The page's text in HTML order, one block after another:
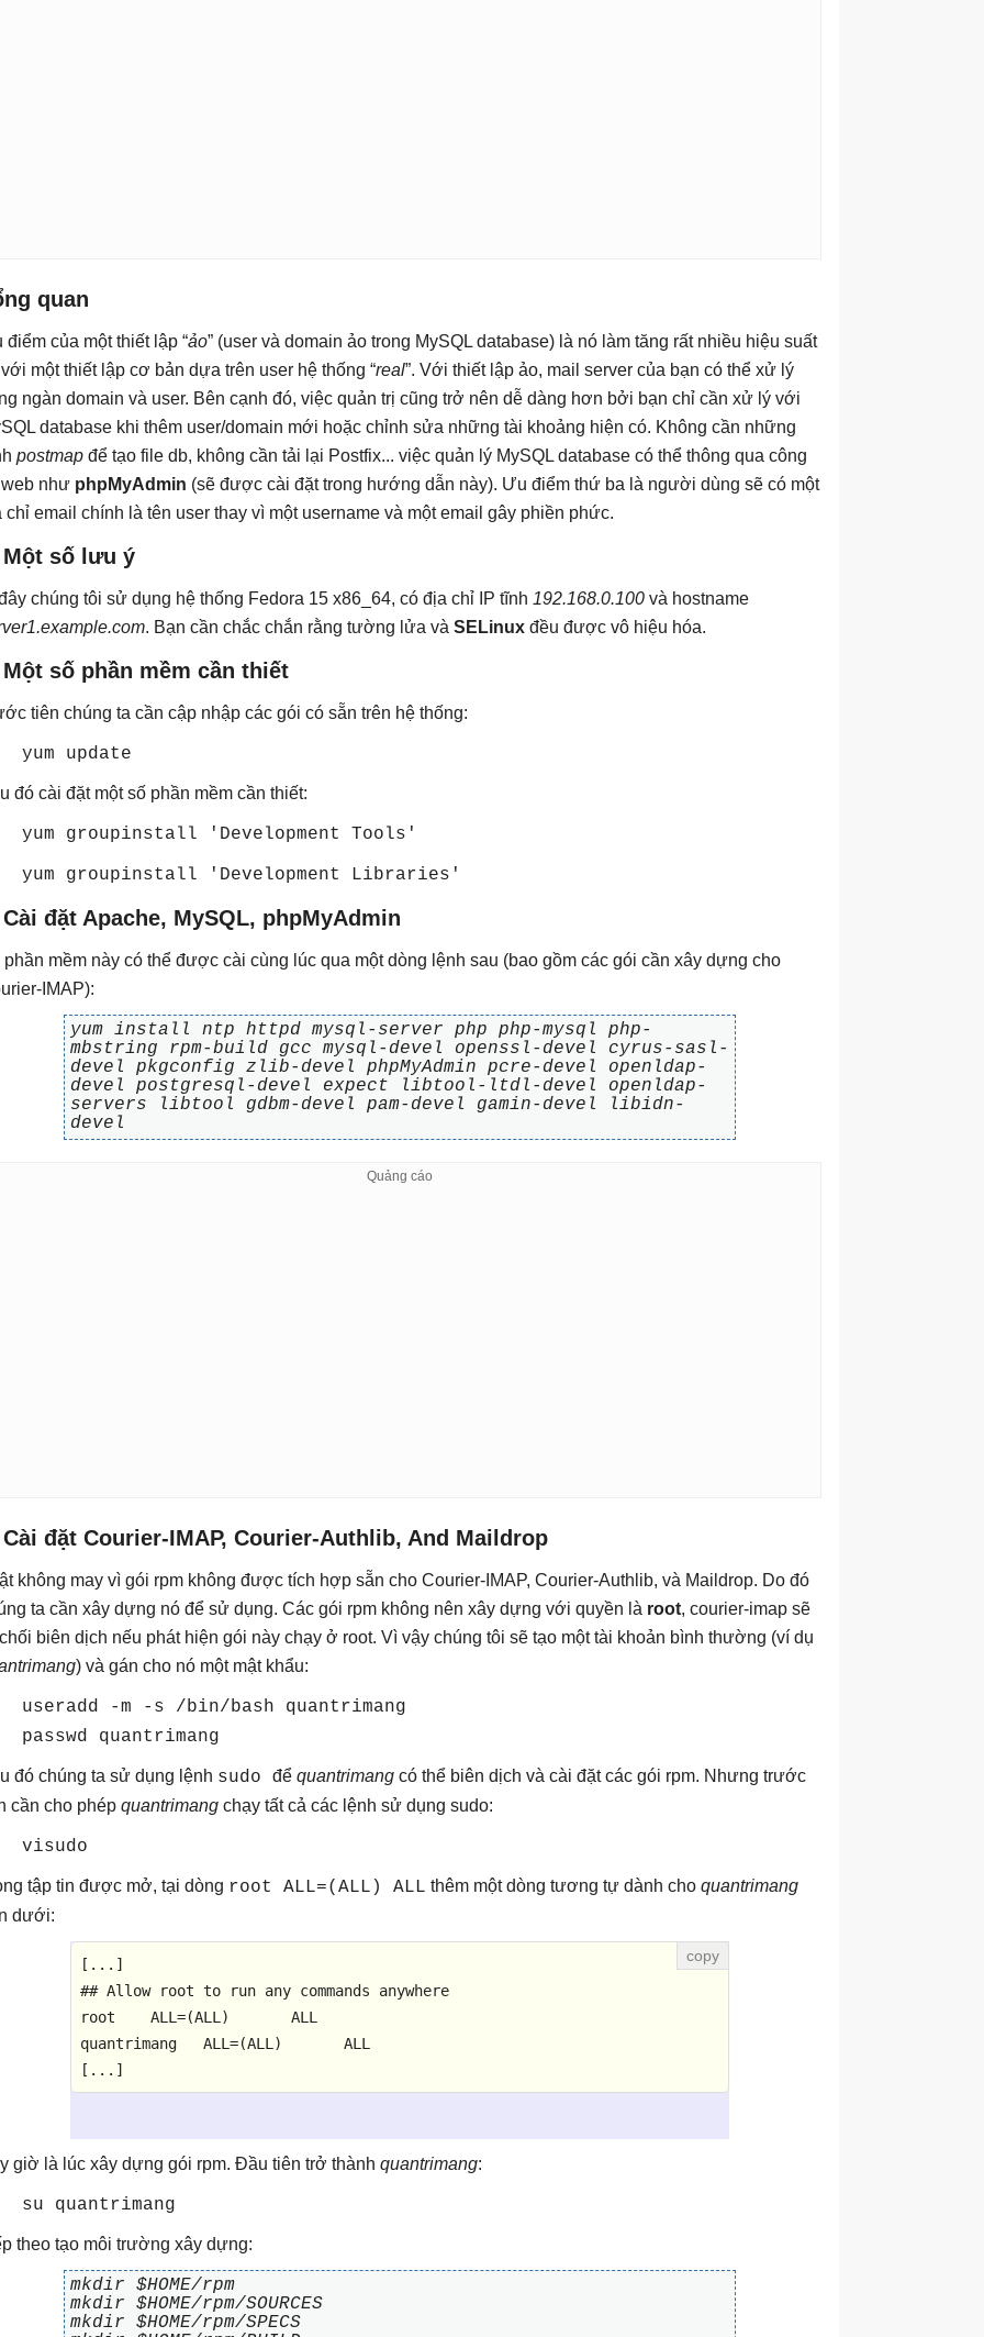
quan
điểm của một thiết lập “ảo” (user và domain ảo trong MySQL database) là nó làm tăng rất nhiều hiệu suất
một thiết lập cơ bản dựa trên user hệ thống “real”. Với thiết lập ảo, mail server của bạn có thể xử lý
ngàn domain và user. Bên cạnh đó, việc quản trị cũng trở nên dễ dàng hơn bởi bạn chỉ cần xử lý với
database khi thêm user/domain mới hoặc chỉnh sửa những tài khoảng hiện có. Không cần những
postmap để tạo file db, không cần tải lại Postfix... việc quản lý MySQL database có thể thông qua công
như phpMyAdmin (sẽ được cài đặt trong hướng dẫn này). Ưu điểm thứ ba là người dùng sẽ có một
chỉ email chính là tên user thay vì một username và một email gây phiền phức.
Một số lưu ý
chúng tôi sử dụng hệ thống Fedora 15 x86_64, có địa chỉ IP tĩnh 192.168.0.100 và hostname
. Bạn cần chắc chắn rằng tường lửa và SELinux đều được vô hiệu hóa.
số phần mềm cần thiết
tiên chúng ta cần cập nhập các gói có sẵn trên hệ thống:
yum update
đó cài đặt một số phần mềm cần thiết:
yum groupinstall 'Development Tools'
yum groupinstall 'Development Libraries'
đặt Apache, MySQL, phpMyAdmin
phần mềm này có thể được cài cùng lúc qua một dòng lệnh sau (bao gồm các gói cần xây dựng cho
IMAP):
yum install ntp httpd mysql-server php php-mysql php-
mbstring rpm-build gcc mysql-devel openssl-devel cyrus-sasl-
devel pkgconfig zlib-devel phpMyAdmin pcre-devel openldap-
devel postgresql-devel expect libtool-ltdl-devel openldap-
servers libtool gdbm-devel pam-devel gamin-devel libidn-
devel
đặt Courier-IMAP, Courier-Authlib, And Maildrop
không may vì gói rpm không được tích hợp sẵn cho Courier-IMAP, Courier-Authlib, và Maildrop. Do đó
ta cần xây dựng nó để sử dụng. Các gói rpm không nên xây dựng với quyền là root, courier-imap sẽ
biên dịch nếu phát hiện gói này chạy ở root. Vì vậy chúng tôi sẽ tạo một tài khoản bình thường (ví dụ
) và gán cho nó một mật khẩu:
useradd -m -s /bin/bash quantrimang
passwd quantrimang
đó chúng ta sử dụng lệnh sudo để quantrimang có thể biên dịch và cài đặt các gói rpm. Nhưng trước
cần cho phép quantrimang chạy tất cả các lệnh sử dụng sudo:
visudo
tập tin được mở, tại dòng root ALL=(ALL) ALL thêm một dòng tương tự dành cho quantrimang
dưới:
[...]
## Allow root to run any commands anywhere
root ALL =(ALL ) ALL
quantrimang ALL =(ALL ) ALL
[...]
giờ là lúc xây dựng gói rpm. Đầu tiên trở thành quantrimang:
su quantrimang
theo tạo môi trường xây dựng:
mkdir $HOME/rpm
mkdir $HOME/rpm/SOURCES
mkdir $HOME/rpm/SPECS